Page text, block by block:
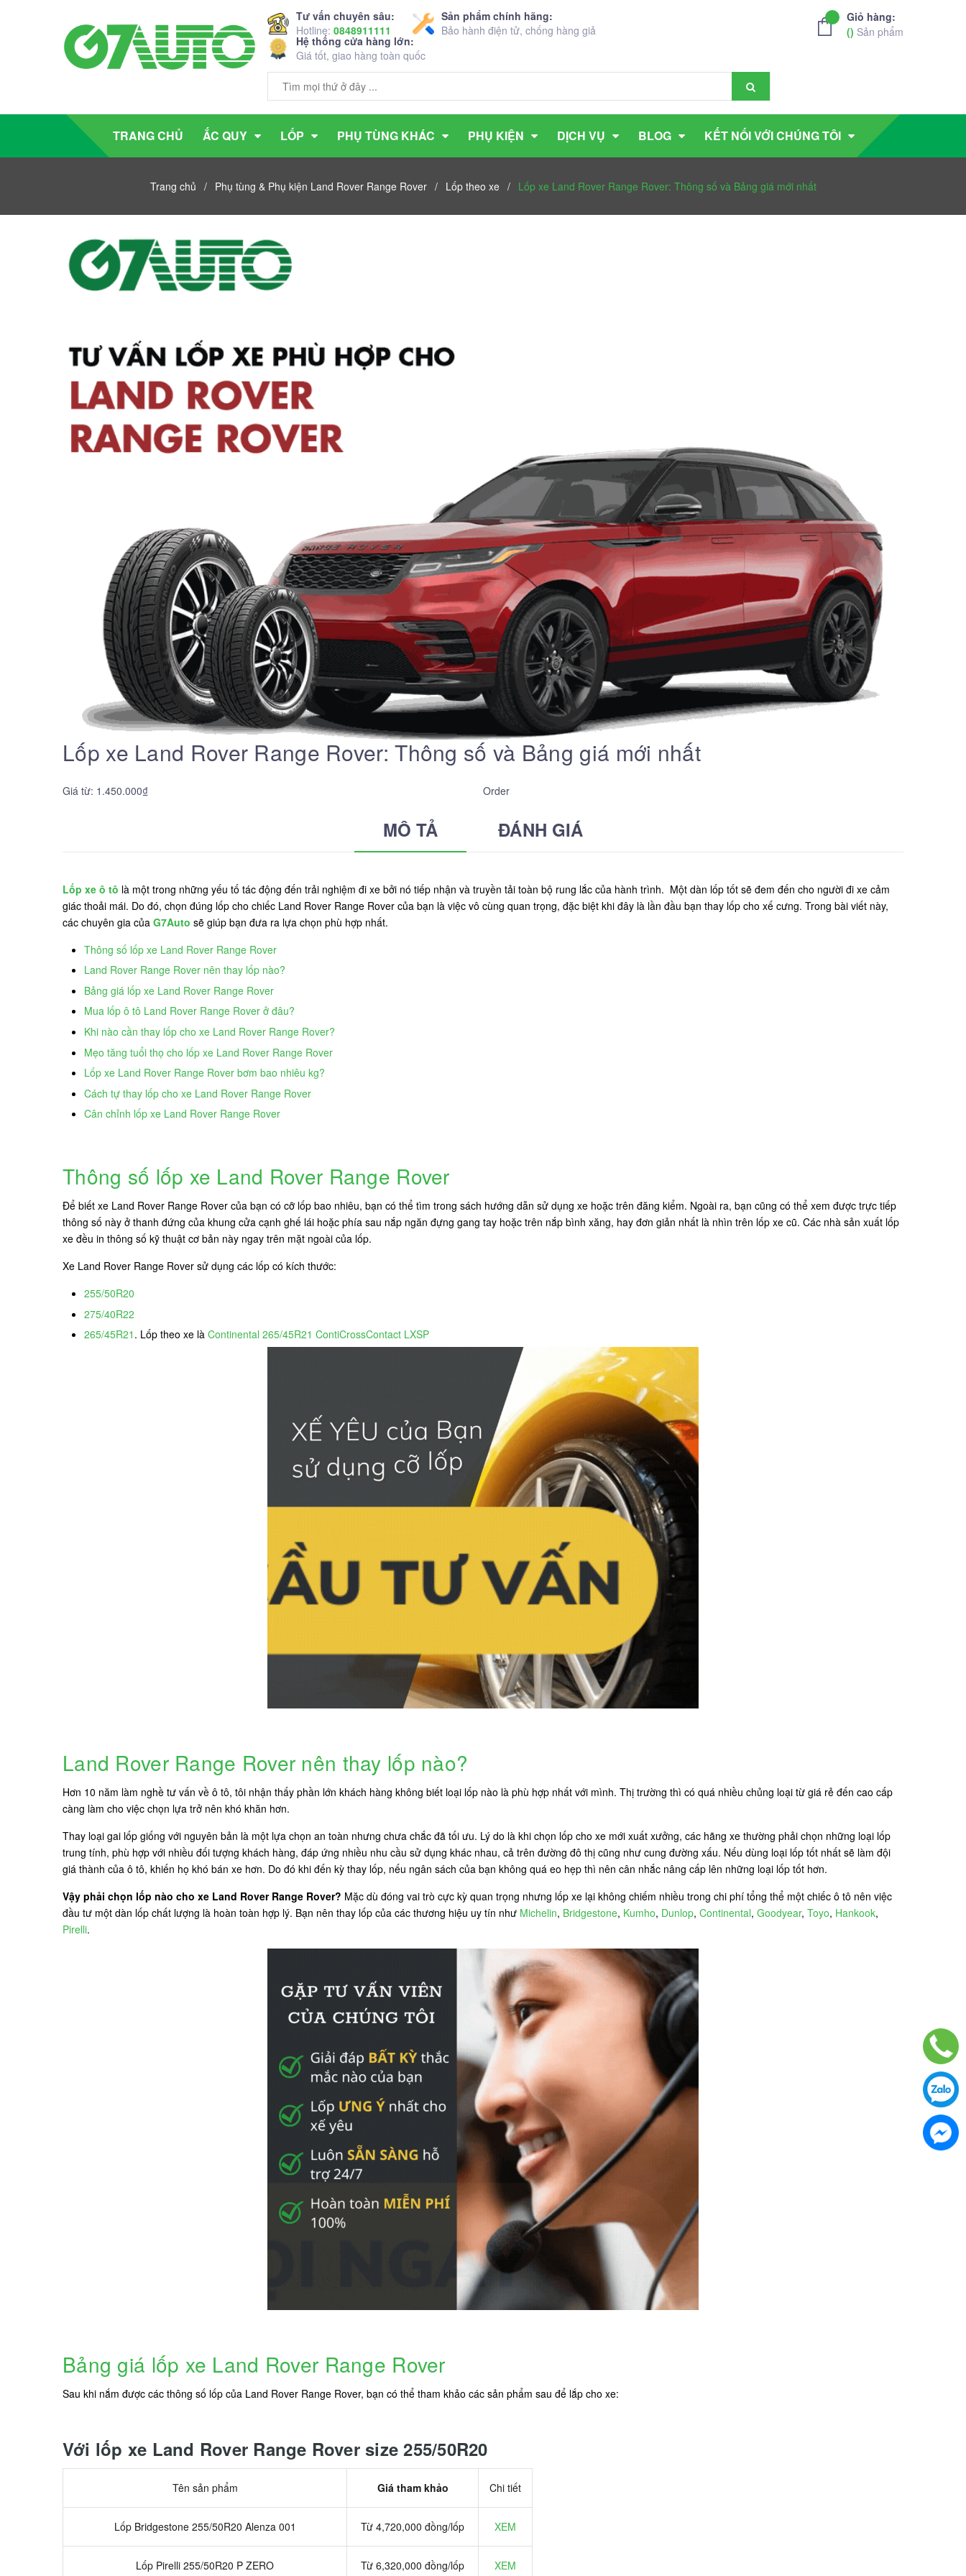
Tư vấn chuyên sâu:
Hotline: 0848911111
Sản phẩm chính hãng:
Bảo hành điện tử, chống hàng giả
Hệ thống cửa hàng lớn:
Giá tốt, giao hàng toàn quốc
Giỏ hàng:
() Sản phẩm
TRANG CHỦ ẮC QUY LỐP PHỤ TÙNG KHÁC PHỤ KIỆN DỊCH VỤ BLOG KẾT NỐI VỚI CHÚNG TÔI
Trang chủ / Phụ tùng & Phụ kiện Land Rover Range Rover / Lốp theo xe / Lốp xe Land Rover Range Rover: Thông số và Bảng giá mới nhất
Lốp xe Land Rover Range Rover: Thông số và Bảng giá mới nhất
Giá từ: 1.450.000₫ Order
MÔ TẢ ĐÁNH GIÁ
Lốp xe ô tô là một trong những yếu tố tác động đến trải nghiệm đi xe bởi nó tiếp nhận và truyền tải toàn bộ rung lắc của hành trình. Một dàn lốp tốt sẽ đem đến cho người đi xe cảm
giác thoải mái. Do đó, chọn đúng lốp cho chiếc Land Rover Range Rover của bạn là việc vô cùng quan trọng, đặc biệt khi đây là lần đầu bạn thay lốp cho xế cưng. Trong bài viết này,
các chuyên gia của G7Auto sẽ giúp bạn đưa ra lựa chọn phù hợp nhất.
Thông số lốp xe Land Rover Range Rover
Land Rover Range Rover nên thay lốp nào?
Bảng giá lốp xe Land Rover Range Rover
Mua lốp ô tô Land Rover Range Rover ở đâu?
Khi nào cần thay lốp cho xe Land Rover Range Rover?
Mẹo tăng tuổi thọ cho lốp xe Land Rover Range Rover
Lốp xe Land Rover Range Rover bơm bao nhiêu kg?
Cách tự thay lốp cho xe Land Rover Range Rover
Cân chỉnh lốp xe Land Rover Range Rover
Thông số lốp xe Land Rover Range Rover
Để biết xe Land Rover Range Rover của bạn có cỡ lốp bao nhiêu, bạn có thể tìm trong sách hướng dẫn sử dụng xe hoặc trên đăng kiểm. Ngoài ra, bạn cũng có thể xem được trực tiếp
thông số này ở thanh đứng của khung cửa cạnh ghế lái hoặc phía sau nắp ngăn đựng gang tay hoặc trên nắp bình xăng, hay đơn giản nhất là nhìn trên lốp xe cũ. Các nhà sản xuất lốp
xe đều in thông số kỹ thuật cơ bản này ngay trên mặt ngoài của lốp.
Xe Land Rover Range Rover sử dụng các lốp có kích thước:
255/50R20
275/40R22
265/45R21 . Lốp theo xe là Continental 265/45R21 ContiCrossContact LXSP
Land Rover Range Rover nên thay lốp nào?
Hơn 10 năm làm nghề tư vấn về ô tô, tôi nhận thấy phần lớn khách hàng không biết loại lốp nào là phù hợp nhất với mình. Thị trường thì có quá nhiều chủng loại từ giá rẻ đến cao cấp
càng làm cho việc chọn lựa trở nên khó khăn hơn.
Thay loại gai lốp giống với nguyên bản là một lựa chọn an toàn nhưng chưa chắc đã tối ưu. Lý do là khi chọn lốp cho xe mới xuất xưởng, các hãng xe thường phải chọn những loại lốp
trung tính, phù hợp với nhiều đối tượng khách hàng, đáp ứng nhiều nhu cầu sử dụng khác nhau, cả trên đường đô thị cũng như cung đường xấu. Nếu dùng loại lốp tốt nhất sẽ làm đội
giá thành của ô tô, khiến họ khó bán xe hơn. Do đó khi đến kỳ thay lốp, nếu ngân sách của bạn không quá eo hẹp thì nên cân nhắc nâng cấp lên những loại lốp tốt hơn.
Vậy phải chọn lốp nào cho xe Land Rover Range Rover? Mặc dù đóng vai trò cực kỳ quan trọng nhưng lốp xe lại không chiếm nhiều trong chi phí tổng thể một chiếc ô tô nên việc
đầu tư một dàn lốp chất lượng là hoàn toàn hợp lý. Bạn nên thay lốp của các thương hiệu uy tín như Michelin, Bridgestone, Kumho, Dunlop, Continental, Goodyear, Toyo, Hankook,
Pirelli.
Bảng giá lốp xe Land Rover Range Rover
Sau khi nắm được các thông số lốp của Land Rover Range Rover, bạn có thể tham khảo các sản phẩm sau để lắp cho xe:
Với lốp xe Land Rover Range Rover size 255/50R20
Tên sản phẩm Giá tham khảo Chi tiết
Lốp Bridgestone 255/50R20 Alenza 001 Từ 4,720,000 đồng/lốp XEM
Lốp Pirelli 255/50R20 P ZERO Từ 6,320,000 đồng/lốp XEM